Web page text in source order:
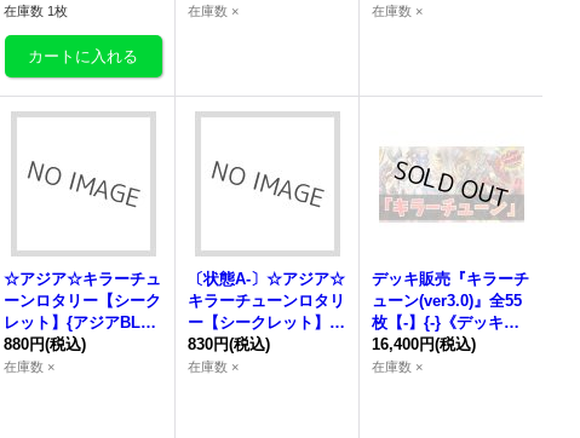
《モンスター》
在庫数 1枚 在庫数 × 在庫数 ×
☆アジア☆キラーチュ
ーンロタリー 【シーク
レット】{アジアBLZD
-JP021}《モンスタ
ー》
880円(税込)
在庫数 ×
〔状態A-〕☆アジア☆
キラーチューンロタリ
ー 【シークレット】
{アジアBLZD-JP021}
《モンスター》
830円(税込)
在庫数 ×
デッキ販売『キラーチ
ューン(ver3.0)』全55
枚【-】{-}《デッキ販
売》
16,400円(税込)
在庫数 ×